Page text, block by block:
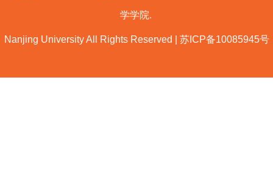
学学院.
Nanjing University All Rights Reserved | 苏ICP备10085945号